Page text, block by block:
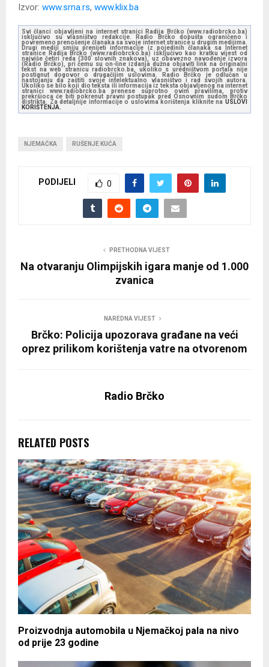
Izvor: www.srna.rs, www.klix.ba
Svi članci objavljeni na internet stranici Radija Brčko (www.radiobrcko.ba)
isključivo su vlasništvo redakcije. Radio Brčko dopušta ograničeno i
povremeno prenošenje članaka sa svoje internet stranice u drugim medijima.
Drugi mediji smiju prenijeti informacije iz pojedinih članaka sa Internet
stranice Radija Brčko (www.radiobrcko.ba) isključivo kao kratku vijest od
najviše četiri reda (300 slovnih znakova), uz obavezno navođenje izvora
(Radio Brčko), pri čemu su on-line izdanja dužna objaviti link na originalni
tekst na web stranicu radiobrcko.ba, ukoliko s uredništvom portala nije
postignut dogovor o drugačijim uslovima. Radio Brčko je odlučan u
nastojanju da zaštiti svoje intelektualno vlasništvo i rad svojih autora.
Ukoliko se bilo koji dio teksta ili informacija iz teksta objavljenog na internet
stranici www.radiobrcko.ba prenese suprotno ovim pravilima, protiv
prekršioca će biti pokrenut pravni postupak pred Osnovnim sudom Brčko
distrikta. Za detaljnije informacije o uslovima korištenja kliknite na USLOVI
KORIŠTENJA.
NJEMAČKA RUŠENJE KUĆA
PODIJELI 0
PRETHODNA VIJEST
Na otvaranju Olimpijskih igara manje od 1.000
zvanica
NAREDNA VIJEST
Brčko: Policija upozorava građane na veći
oprez prilikom korištenja vatre na otvorenom
Radio Brčko
RELATED POSTS
Proizvodnja automobila u Njemačkoj pala na nivo
od prije 23 godine